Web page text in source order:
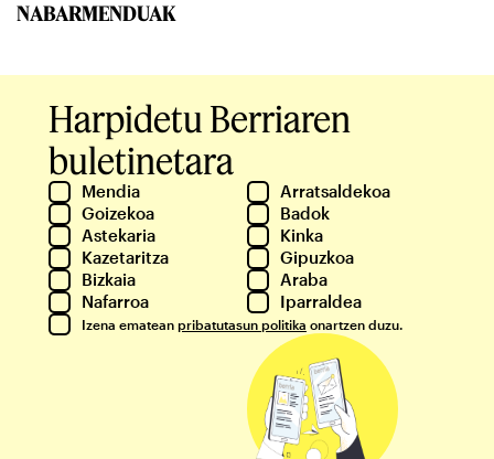
NABARMENDUAK
Harpidetu Berriaren
buletinetara
Mendia
Arratsaldekoa
Goizekoa
Badok
Astekaria
Kinka
Kazetaritza
Gipuzkoa
Bizkaia
Araba
Nafarroa
Iparraldea
Izena ematean pribatutasun politika onartzen duzu.